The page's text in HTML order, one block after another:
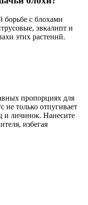
борьбе с блохами
эвкалипт и
этих растений.
пропорциях для
не только отпугивает
и личинок. Нанесите
избегая